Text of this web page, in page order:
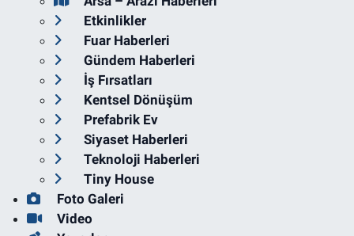
Etkinlikler
Fuar Haberleri
Gündem Haberleri
İş Fırsatları
Kentsel Dönüşüm
Prefabrik Ev
Siyaset Haberleri
Teknoloji Haberleri
Tiny House
Foto Galeri
Video